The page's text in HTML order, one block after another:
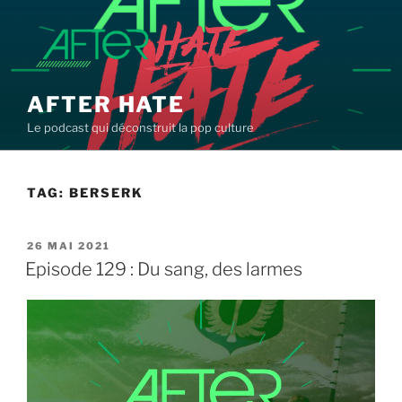
contenu
principal
AFTER HATE
Le podcast qui déconstruit la pop culture
TAG: BERSERK
PUBLIÉ
LE
26 MAI 2021
Episode 129 : Du sang, des larmes